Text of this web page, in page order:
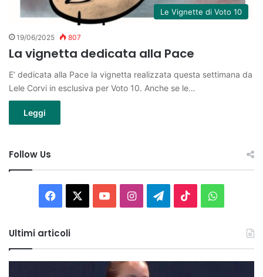
Le Vignette di Voto 10
19/06/2025 807
La vignetta dedicata alla Pace
E’ dedicata alla Pace la vignetta realizzata questa settimana da
Lele Corvi in esclusiva per Voto 10. Anche se le…
Leggi
Follow Us
Facebook You InstagramTelegram
TikTok
Ultimi articoli